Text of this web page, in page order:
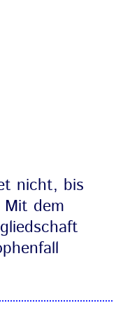
nicht, bis
Mit dem